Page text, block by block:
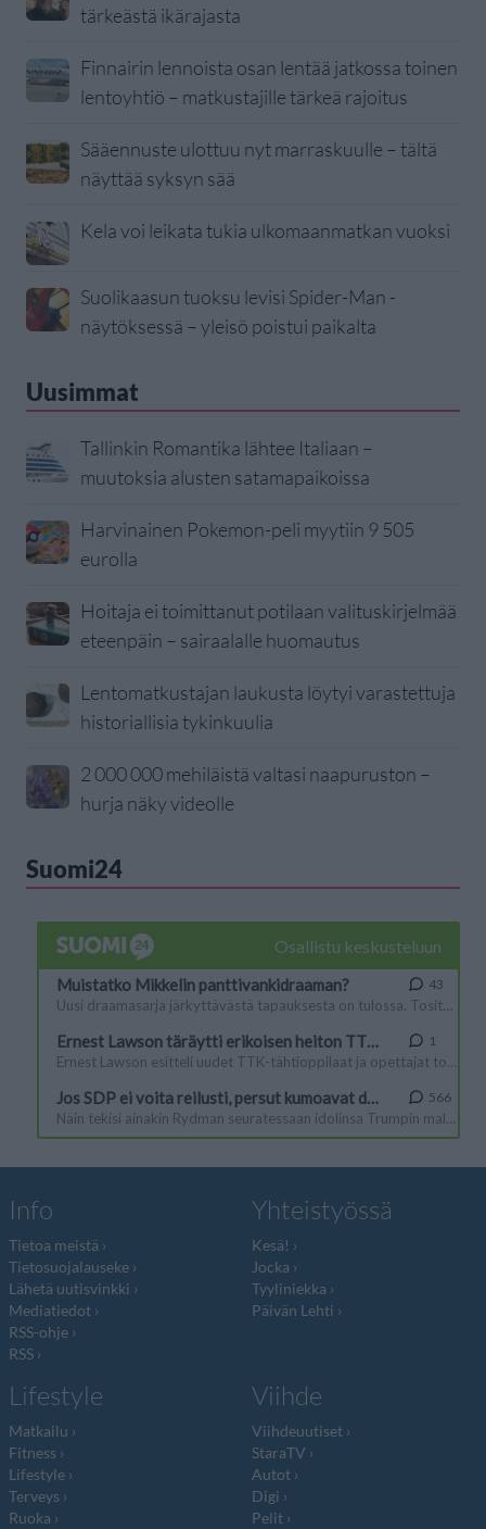
tärkeästä ikärajasta
Finnairin lennoista osan lentää jatkossa toinen
lentoyhtiö – matkustajille tärkeä rajoitus
Sääennuste ulottuu nyt marraskuulle – tältä
näyttää syksyn sää
Kela voi leikata tukia ulkomaanmatkan vuoksi
Suolikaasun tuoksu levisi Spider-Man -
näytöksessä – yleisö poistui paikalta
Uusimmat
Tallinkin Romantika lähtee Italiaan –
muutoksia alusten satamapaikoissa
Harvinainen Pokemon-peli myytiin 9 505
eurolla
Hoitaja ei toimittanut potilaan valituskirjelmää
eteenpäin – sairaalalle huomautus
Lentomatkustajan laukusta löytyi varastettuja
historiallisia tykinkuulia
2 000 000 mehiläistä valtasi naapuruston –
hurja näky videolle
Suomi24
Info
Tietoa meistä
Tietosuojalauseke
Lähetä uutisvinkki
Mediatiedot
RSS-ohje
RSS
Yhteistyössä
Kesä!
Jocka
Tyyliniekka
Päivän Lehti
Lifestyle
Matkailu
Fitness
Lifestyle
Terveys
Ruoka
Viihde
Viihdeuutiset
StaraTV
Autot
Digi
Pelit